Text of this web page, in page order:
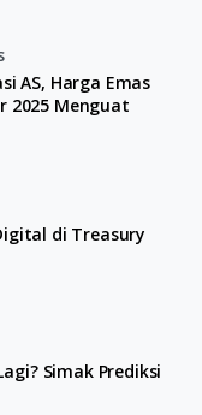
AS, Harga Emas
2025 Menguat
di Treasury
Simak Prediksi